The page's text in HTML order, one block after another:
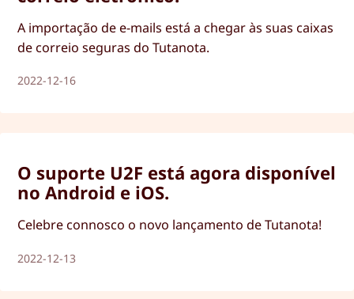
A importação de e-mails está a chegar às suas caixas
de correio seguras do Tutanota.
2022-12-16
O suporte U2F está agora disponível
no Android e iOS.
Celebre connosco o novo lançamento de Tutanota!
2022-12-13